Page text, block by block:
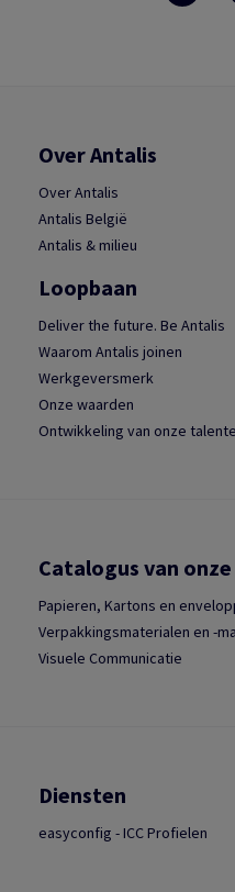
Over Antalis
Over Antalis
Antalis België
Antalis & milieu
Loopbaan
Deliver the future. Be Antalis
Waarom Antalis joinen
Werkgeversmerk
Onze waarden
Ontwikkeling van onze
Catalogus van
Papieren, Kartons en
Verpakkingsmaterialen en -
Visuele Communicatie
Diensten
easyconfig - ICC Profielen